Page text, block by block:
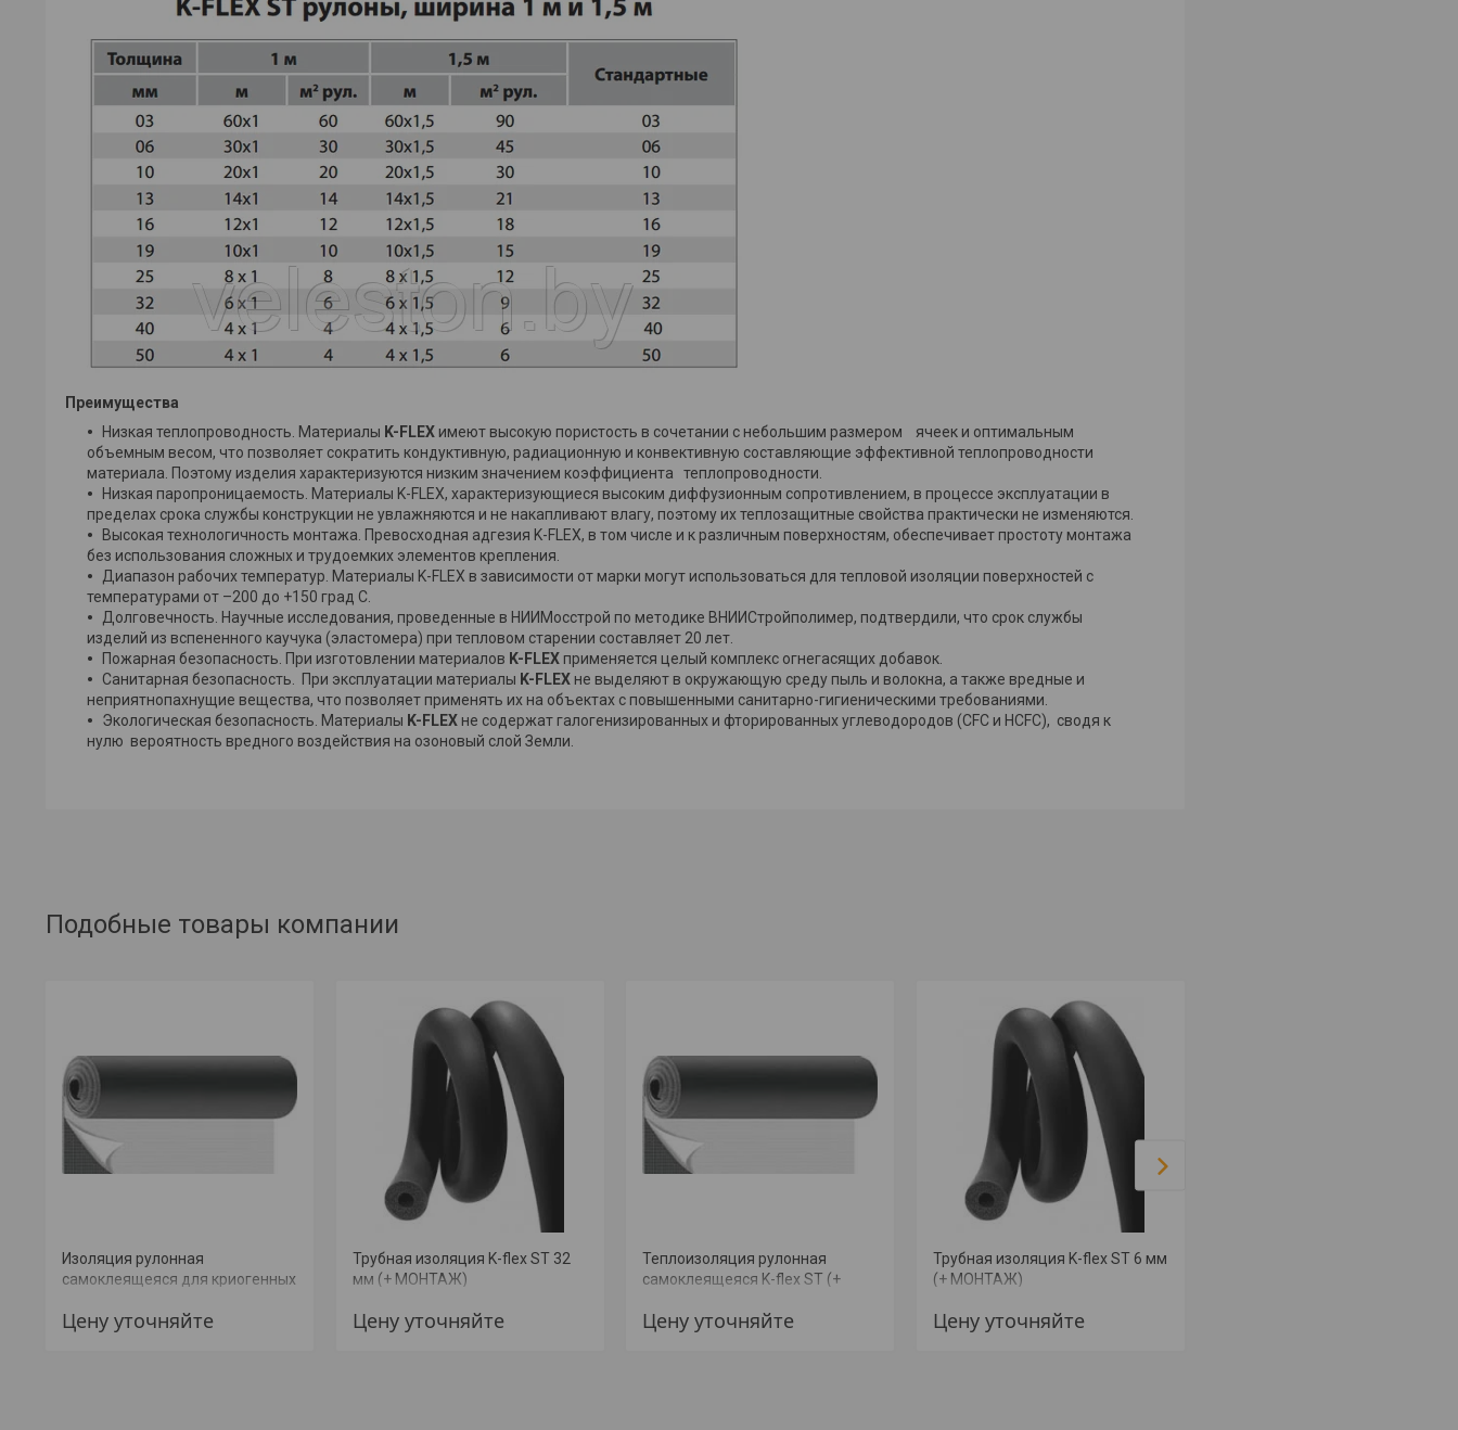
Преимущества
Низкая теплопроводность. Материалы K-FLEXимеют высокую пористость в сочетании с небольшим размером ячеек и оптимальным
объемным весом, что позволяет сократить кондуктивную, радиационную и конвективную составляющие эффективной теплопроводности
материала. Поэтому изделия характеризуются низким значением коэффициента теплопроводности.
Низкая паропроницаемость. Материалы K-FLEX, характеризующиеся высоким диффузионным сопротивлением, в процессе эксплуатации в
пределах срока службы конструкции не увлажняются и не накапливают влагу, поэтому их теплозащитные свойства практически не изменяются.
Высокая технологичность монтажа. Превосходная адгезия K-FLEX, в том числе и к различным поверхностям, обеспечивает простоту монтажа
без использования сложных и трудоемких элементов крепления.
Диапазон рабочих температур. Материалы K-FLEX в зависимости от марки могут использоваться для тепловой изоляции поверхностей с
температурами от –200 до +150 град С.
Долговечность. Научные исследования, проведенные в НИИМосстрой по методике ВНИИСтройполимер, подтвердили, что срок службы
изделий из вспененного каучука (эластомера) при тепловом старении составляет 20 лет.
Пожарная безопасность. При изготовлении материалов K-FLEXприменяется целый комплекс огнегасящих добавок.
Санитарная безопасность. При эксплуатации материалы K-FLEXне выделяют в окружающую среду пыль и волокна, а также вредные и
неприятнопахнущие вещества, что позволяет применять их на объектах с повышенными санитарно-гигиеническими требованиями.
Экологическая безопасность. Материалы K-FLEXне содержат галогенизированных и фторированных углеводородов (CFC и HCFC), сводя к
нулю вероятность вредного воздействия на озоновый слой Земли.
Подобные товары компании
Изоляция рулонная
самоклеящеяся для криогенных
МОНТАЖ)
Цену уточняйте
Трубная изоляция K-flex ST 32
мм (+ МОНТАЖ)
Цену уточняйте
Теплоизоляция рулонная
самоклеящеяся K-flex ST (+
Цену уточняйте
Трубная изоляция K-flex ST 6 мм
(+ МОНТАЖ)
Цену уточняйте